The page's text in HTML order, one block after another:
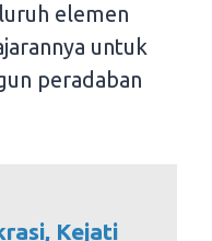
elemen
untuk
peradaban
Kejati